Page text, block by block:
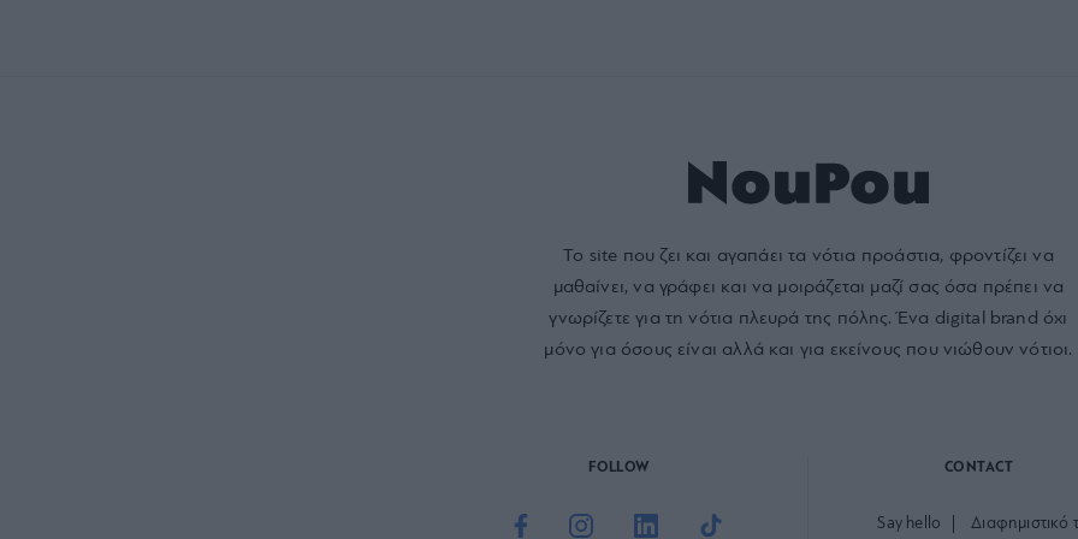
Το site που ζει και αγαπάει τα νότια προάστια, φροντίζει να
μαθαίνει, να γράφει και να μοιράζεται μαζί σας όσα πρέπει να
γνωρίζετε για τη νότια πλευρά της πόλης. Ένα digital brand όχι
μόνο για όσους είναι αλλά και για εκείνους που νιώθουν νότιοι.
FOLLOW CONTACT
Say hello Διαφημιστικό